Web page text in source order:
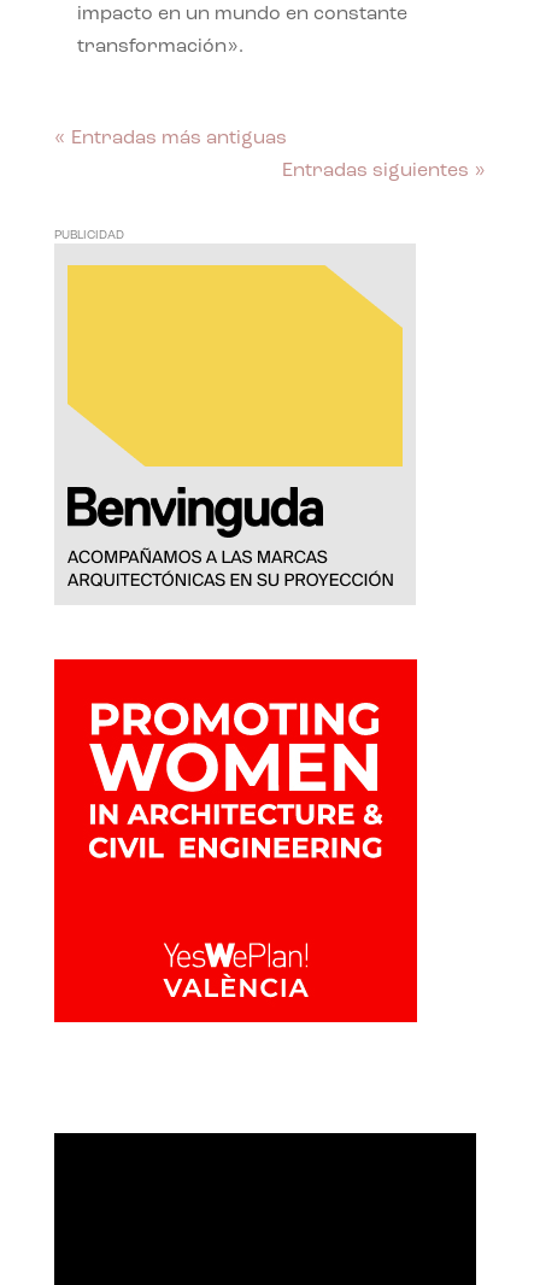
impacto en un mundo en constante
transformación».
« Entradas más antiguas
Entradas siguientes »
PUBLICIDAD